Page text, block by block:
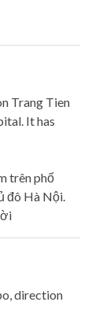
Trang Tien
It has
trên phố
đô Hà Nội.
direction